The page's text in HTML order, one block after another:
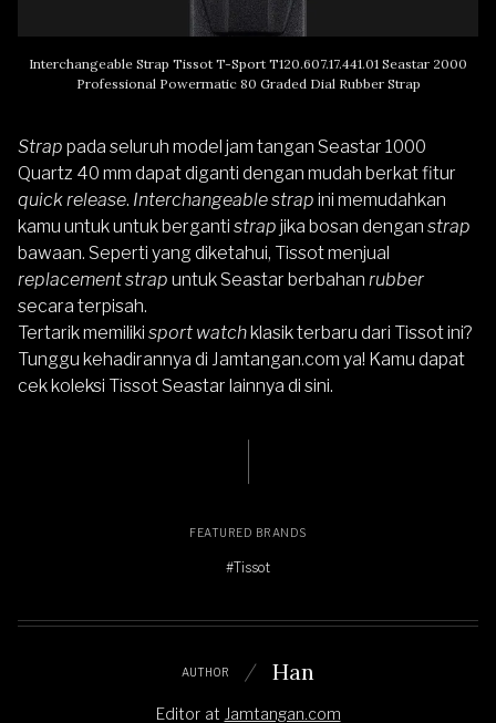
Interchangeable Strap Tissot T-Sport T120.607.17.441.01 Seastar 2000
Professional Powermatic 80 Graded Dial Rubber Strap
Strap pada seluruh model jam tangan Seastar 1000
Quartz 40 mm dapat diganti dengan mudah berkat fitur
quick release. Interchangeable strap ini memudahkan
kamu untuk untuk berganti strap jika bosan dengan strap
bawaan. Seperti yang diketahui, Tissot menjual
replacement strap untuk Seastar berbahan rubber
secara terpisah.
Tertarik memiliki sport watchklasik terbaru dari Tissot ini?
Tunggu kehadirannya di Jamtangan.com ya! Kamu dapat
cekkoleksi Tissot Seastar lainnya di sini.
FEATURED BRANDS
#Tissot
AUTHOR Han
Editor at Jamtangan.com